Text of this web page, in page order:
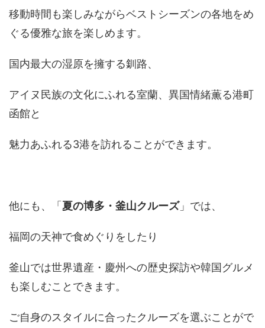
移動時間も楽しみながらベストシーズンの各地をめ
ぐる優雅な旅を楽しめます。
国内最大の湿原を擁する釧路、
アイヌ民族の文化にふれる室蘭、異国情緒薫る港町
函館と
魅力あふれる3港を訪れることができます。
他にも、「 夏の博多・釜山クルーズ」では、
福岡の天神で食めぐりをしたり
釜山では世界遺産・慶州への歴史探訪や韓国グルメ
も楽しむことできます。
ご自身のスタイルに合ったクルーズを選ぶことがで